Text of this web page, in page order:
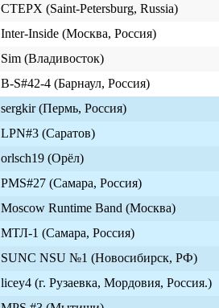
CTEPX (Saint-Petersburg, Russia)
Inter-Inside (Москва, Россия)
Sim (Владивосток)
B-S#42-4 (Барнаул, Россия)
sergkir (Пермь, Россия)
LPN#3 (Саратов)
orlsch19 (Орёл)
PMS#27 (Самара, Россия)
Moscow Runtime Band (Москва)
МТЛ-1 (Самара, Россия)
SUNC NSU №1 (Новосибирск, РФ)
licey4 (г. Рузаевка, Мордовия, Россия.)